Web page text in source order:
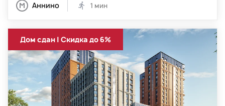
Аннино 1 мин
Дом сдан | Скидка до 6%